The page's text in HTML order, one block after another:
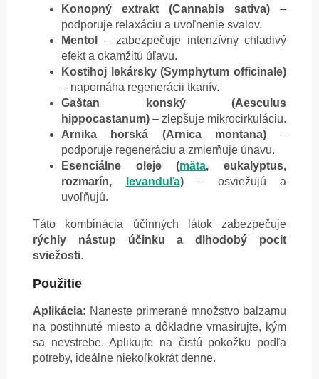
Konopný extrakt (Cannabis sativa) –
podporuje relaxáciu a uvoľnenie svalov.
Mentol
– zabezpečuje intenzívny chladivý
efekt a okamžitú úľavu.
Kostihoj lekársky (Symphytum officinale)
– napomáha regenerácii tkanív.
Gaštan konský (Aesculus
hippocastanum) – zlepšuje mikrocirkuláciu.
Arnika horská (Arnica montana)–
podporuje regeneráciu a zmierňuje únavu.
Esenciálne oleje (mäta, eukalyptus,
rozmarín,
levanduľa)– osviežujú a
uvoľňujú.
Táto kombinácia účinných látok zabezpečuje
rýchly nástup účinku a dlhodobý pocit
sviežosti.
Použitie
Aplikácia: Naneste primerané množstvo balzamu
na postihnuté miesto a dôkladne vmasírujte, kým
sa nevstrebe. Aplikujte na čistú pokožku podľa
potreby, ideálne niekoľkokrát denne.